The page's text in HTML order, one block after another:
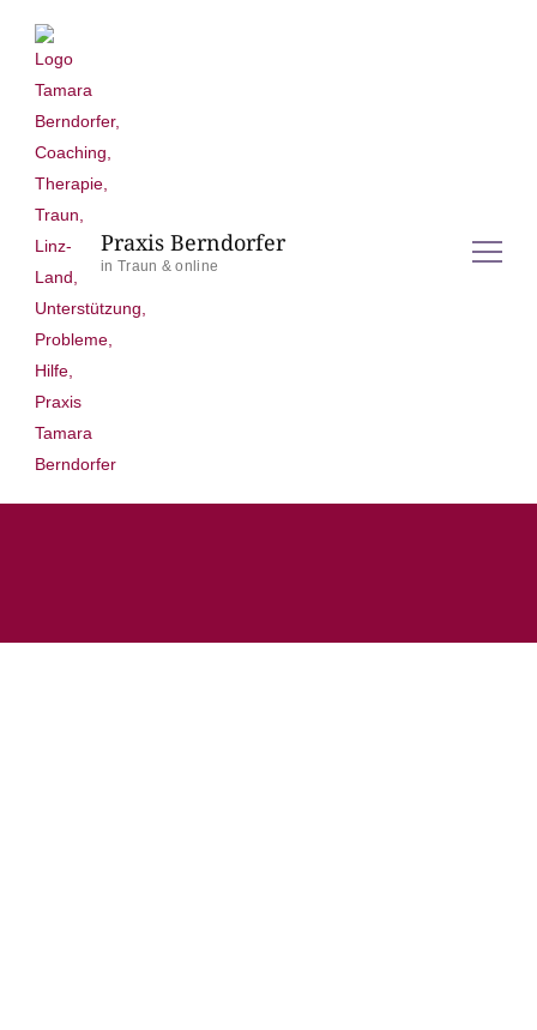
Praxis Berndorfer
in Traun & online